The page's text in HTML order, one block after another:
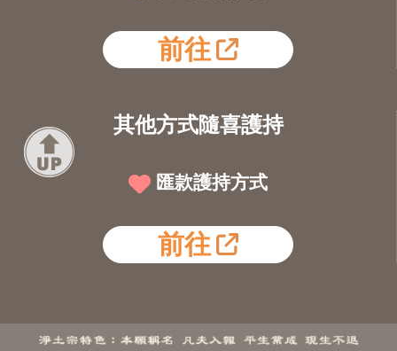
前往
其他方式隨喜護持
匯款護持方式
前往